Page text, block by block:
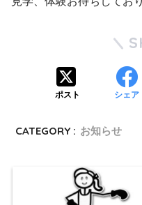
ポスト シェア
CATEGORY : お知らせ